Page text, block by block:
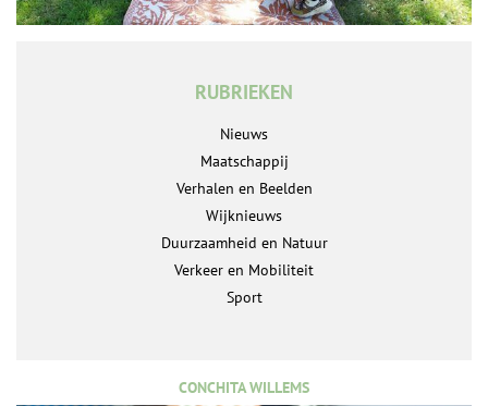
RUBRIEKEN
Nieuws
Maatschappij
Verhalen en Beelden
Wijknieuws
Duurzaamheid en Natuur
Verkeer en Mobiliteit
Sport
CONCHITA WILLEMS